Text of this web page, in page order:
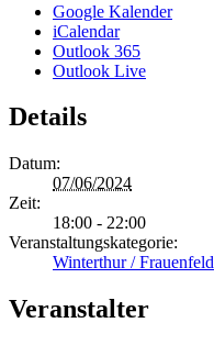
Google Kalender
iCalendar
Outlook 365
Outlook Live
Details
Datum:
07/06/2024
Zeit:
18:00 - 22:00
Veranstaltungskategorie:
Winterthur / Frauenfeld
Veranstalter